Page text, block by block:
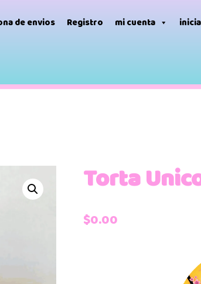
de envios Registro mi cuenta
Torta
$0.00